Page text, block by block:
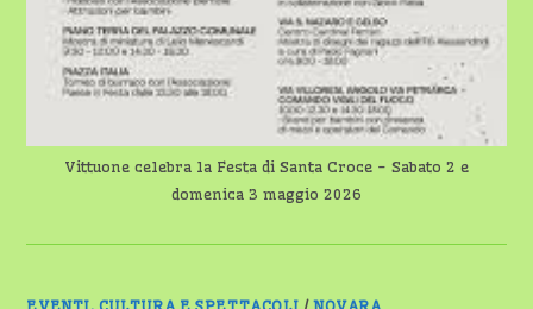
Vittuone celebra la Festa di Santa Croce - Sabato 2 e
domenica 3 maggio 2026